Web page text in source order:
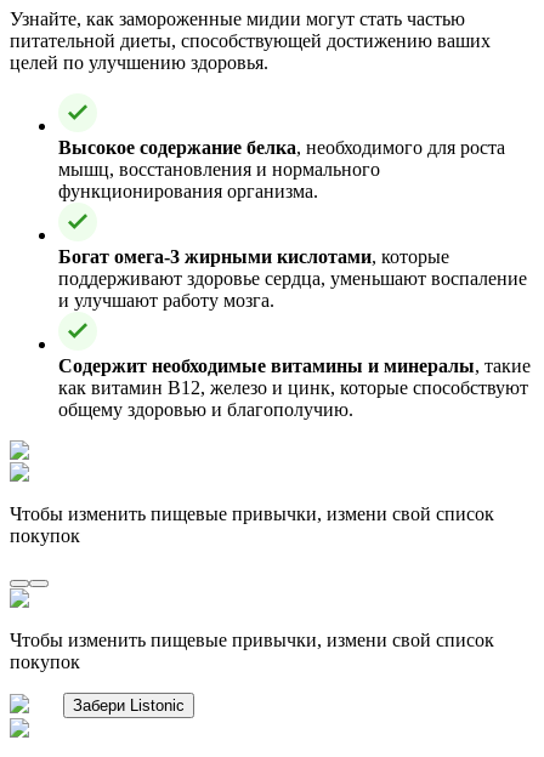
Узнайте, как замороженные мидии могут стать частью
питательной диеты, способствующей достижению ваших
целей по улучшению здоровья.
Высокое содержание белка, необходимого для роста
мышц, восстановления и нормального
функционирования организма.
Богат омега-3 жирными кислотами, которые
поддерживают здоровье сердца, уменьшают воспаление
и улучшают работу мозга.
Содержит необходимые витамины и минералы, такие
как витамин B12, железо и цинк, которые способствуют
общему здоровью и благополучию.
Чтобы изменить пищевые привычки, измени свой список
покупок
Чтобы изменить пищевые привычки, измени свой список
покупок
Забери Listonic